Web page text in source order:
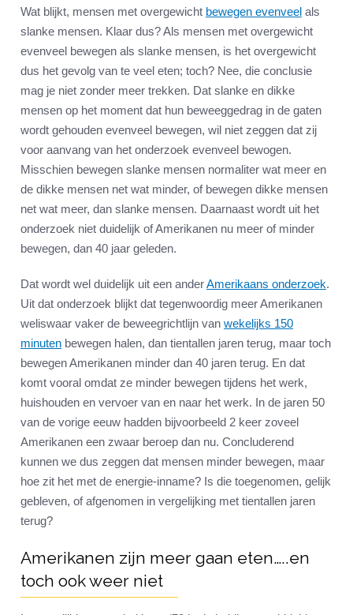
Wat blijkt, mensen met overgewicht bewegen evenveel als
slanke mensen. Klaar dus? Als mensen met overgewicht
evenveel bewegen als slanke mensen, is het overgewicht
dus het gevolg van te veel eten; toch? Nee, die conclusie
mag je niet zonder meer trekken. Dat slanke en dikke
mensen op het moment dat hun beweeggedrag in de gaten
wordt gehouden evenveel bewegen, wil niet zeggen dat zij
voor aanvang van het onderzoek evenveel bewogen.
Misschien bewegen slanke mensen normaliter wat meer en
de dikke mensen net wat minder, of bewegen dikke mensen
net wat meer, dan slanke mensen. Daarnaast wordt uit het
onderzoek niet duidelijk of Amerikanen nu meer of minder
bewegen, dan 40 jaar geleden.
Dat wordt wel duidelijk uit een anderAmerikaans onderzoek.
Uit dat onderzoek blijkt dat tegenwoordig meer Amerikanen
weliswaar vaker de beweegrichtlijn van wekelijks 150
minuten bewegen halen, dan tientallen jaren terug, maar toch
bewegen Amerikanen minder dan 40 jaren terug. En dat
komt vooral omdat ze minder bewegen tijdens het werk,
huishouden en vervoer van en naar het werk. In de jaren 50
van de vorige eeuw hadden bijvoorbeeld 2 keer zoveel
Amerikanen een zwaar beroep dan nu. Concluderend
kunnen we dus zeggen dat mensen minder bewegen, maar
hoe zit het met de energie-inname? Is die toegenomen, gelijk
gebleven, of afgenomen in vergelijking met tientallen jaren
terug?
Amerikanen zijn meer gaan eten…..en
toch ook weer niet